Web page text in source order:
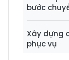
bước
Xây dựng
phục vụ